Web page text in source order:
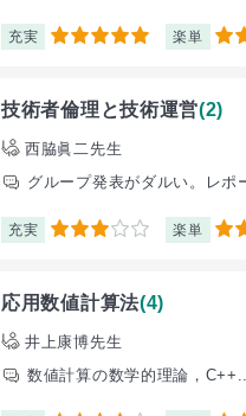
充実 5 楽単 3
技術者倫理と技術運営(2)
西脇眞二先生
グループ発表がダルい。レポ
充実 3 楽単 3
応用数値計算法(4)
井上康博先生
数値計算の数学的理論，